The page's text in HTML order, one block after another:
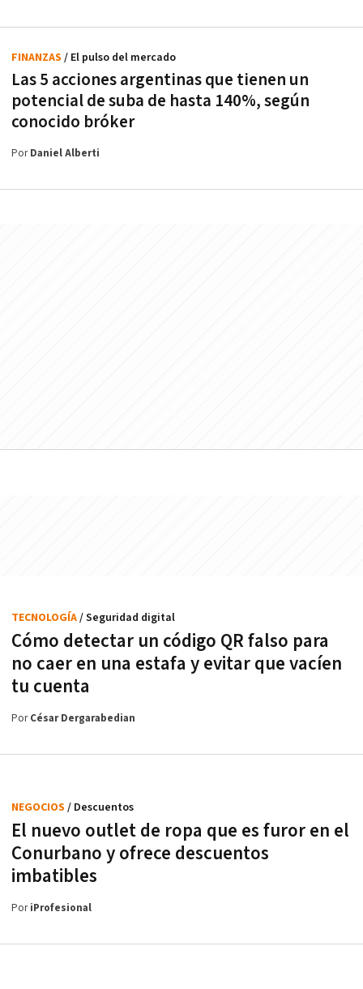
Las 5 acciones argentinas que tienen un
potencial de suba de hasta 140%, según
conocido bróker
FINANZAS / El pulso del mercado
PorDaniel Alberti
Cómo detectar un código QR falso para
no caer en una estafa y evitar que vacíen
tu cuenta
TECNOLOGÍA/ Seguridad digital
PorCésar Dergarabedian
El nuevo outlet de ropa que es furor en el
Conurbano y ofrece descuentos
imbatibles
NEGOCIOS / Descuentos
PoriProfesional